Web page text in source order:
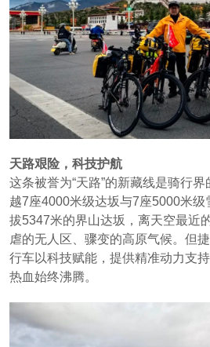
天路艰险，科技护航
这条被誉为“天路”的新藏线是骑行
越7座4000米级达坂与7座5000米
拔5347米的界山达坂，离天空最近
虐的无人区、骤变的高原气候。但
行车以科技赋能，提供精准动力支
热血始终沸腾。